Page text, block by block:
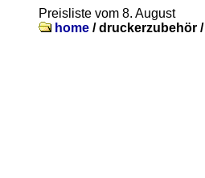
Preisliste vom 8. August
home /druckerzubehör /